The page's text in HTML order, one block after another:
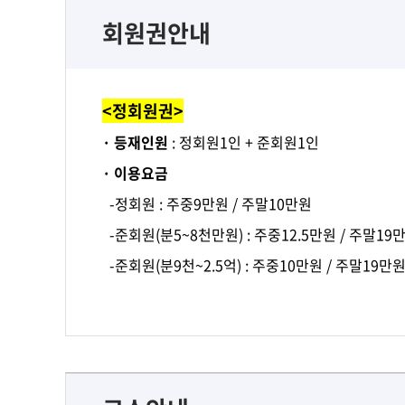
회원권안내
<정회원권>
· 등재인원 : 정회원1인 + 준회원1인
· 이용요금
-정회원 : 주중9만원 / 주말10만원
-준회원(분5~8천만원) : 주중12.5만원 / 주말19
-준회원(분9천~2.5억) : 주중10만원 / 주말19만원